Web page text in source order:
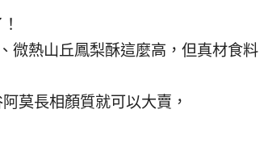
微熱山丘鳳梨酥這麼高，但真材食料
莫長相顏質就可以大賣，